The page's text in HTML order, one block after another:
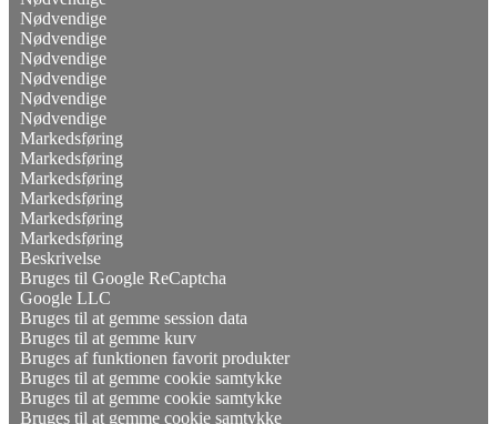
Nødvendige
Nødvendige
Nødvendige
Nødvendige
Nødvendige
Nødvendige
Markedsføring
Markedsføring
Markedsføring
Markedsføring
Markedsføring
Markedsføring
Beskrivelse
Bruges til Google ReCaptcha
Google LLC
Bruges til at gemme session data
Bruges til at gemme kurv
Bruges af funktionen favorit produkter
Bruges til at gemme cookie samtykke
Bruges til at gemme cookie samtykke
Bruges til at gemme cookie samtykke